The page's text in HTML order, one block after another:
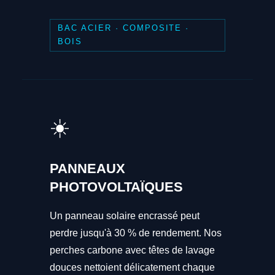
BAC ACIER · COMPOSITE ·
BOIS
☀️
PANNEAUX
PHOTOVOLTAÏQUES
Un panneau solaire encrassé peut
perdre jusqu'à 30 % de rendement. Nos
perches carbone avec têtes de lavage
douces nettoient délicatement chaque